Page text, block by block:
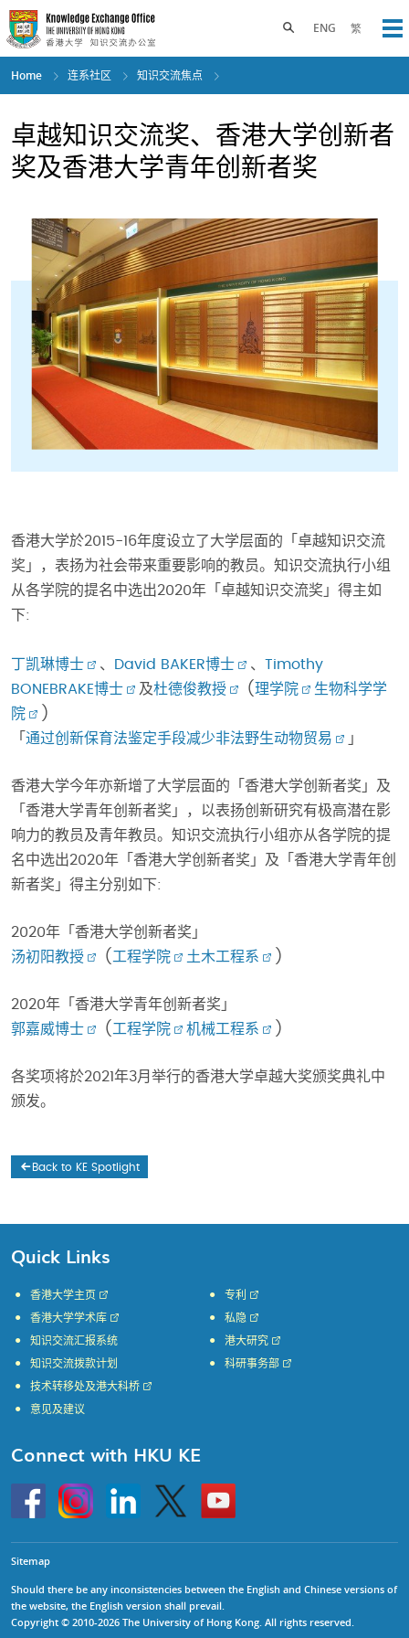
Skip
to
main
content
ENG 繁
Toggle search panel
Home 连系社区 知识交流焦点
卓越知识交流奖、香港大学创新者
奖及香港大学青年创新者奖
香港大学於2015-16年度设立了大学层面的「卓越知识交流
奖」，表扬为社会带来重要影响的教员。知识交流执行小组
从各学院的提名中选出2020年「卓越知识交流奖」得主如
下:
丁凯琳博士 、 David BAKER博士 、 Timothy
BONEBRAKE博士
及杜德俊教授 ( 理学院
生物科学学
院
)
「 通过创新保育法鉴定手段减少非法野生动物贸易 」
香港大学今年亦新增了大学层面的「香港大学创新者奖」及
「香港大学青年创新者奖」，以表扬创新研究有极高潜在影
响力的教员及青年教员。知识交流执行小组亦从各学院的提
名中选出2020年「香港大学创新者奖」及「香港大学青年创
新者奖」得主分别如下:
2020年「香港大学创新者奖」
汤初阳教授
( 工程学院 土木工程系 )
2020年「香港大学青年创新者奖」
郭嘉威博士
( 工程学院 机械工程系 )
各奖项将於2021年3月举行的香港大学卓越大奖颁奖典礼中
颁发。
Back to KE Spotlight
Quick Links
香港大学主页
香港大学学术库
知识交流汇报系统
知识交流拨款计划
专利
私隐
港大研究
科研事务部
技术转移处及港大科桥
意见及建议
Connect with HKU KE
HKU
InstagramLinkedin Twitter
Go
to
HKU
Sitemap
Should there be any inconsistencies between the English and Chinese versions of
the website, the English version shall prevail.
Copyright © 2010-2026 The University of Hong Kong. All rights reserved.